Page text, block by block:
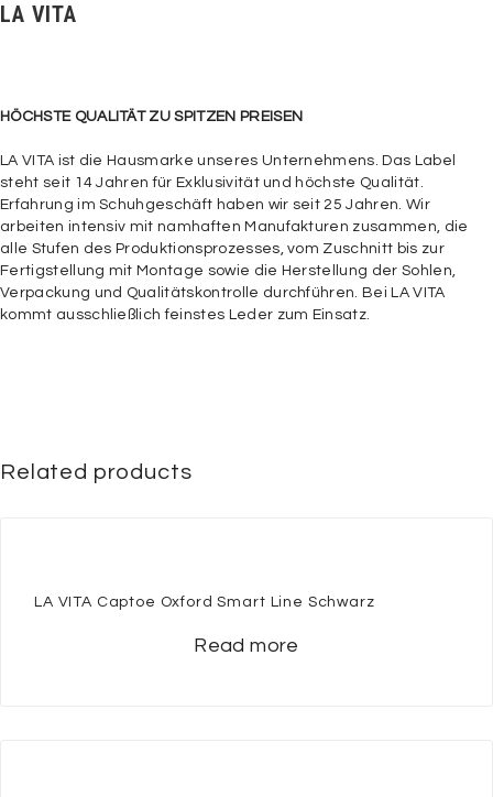
LA VITA
HÖCHSTE QUALITÄT ZU SPITZEN PREISEN
LA VITA ist die Hausmarke unseres Unternehmens. Das Label
steht seit 14 Jahren für Exklusivität und höchste Qualität.
Erfahrung im Schuhgeschäft haben wir seit 25 Jahren. Wir
arbeiten intensiv mit namhaften Manufakturen zusammen, die
alle Stufen des Produktionsprozesses, vom Zuschnitt bis zur
Fertigstellung mit Montage sowie die Herstellung der Sohlen,
Verpackung und Qualitätskontrolle durchführen. Bei LA VITA
kommt ausschließlich feinstes Leder zum Einsatz.
Related products
LA VITA Captoe Oxford Smart Line Schwarz
Read more